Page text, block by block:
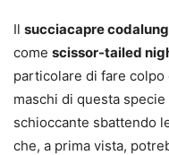
Il succiacapre
come scissor-tailed
particolare di fare
maschi di questa
schioccante sbattendo
che, a prima vista,